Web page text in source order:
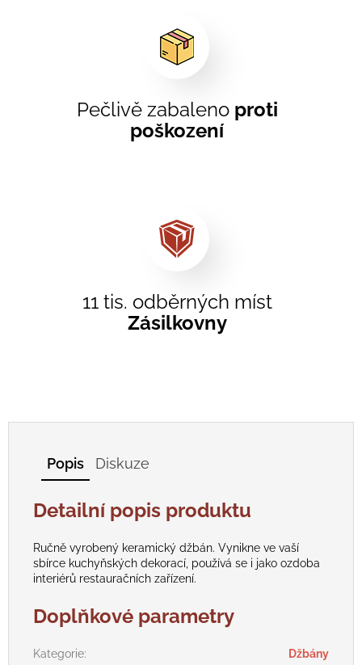
Pečlivě zabaleno proti
poškození
11 tis. odběrných míst
Zásilkovny
Popis Diskuze
Detailní popis produktu
Ručně vyrobený keramický džbán. Vynikne ve vaší
sbírce kuchyňských dekorací, používá se i jako ozdoba
interiérů restauračních zařízení.
Doplňkové parametry
Kategorie:
Džbány